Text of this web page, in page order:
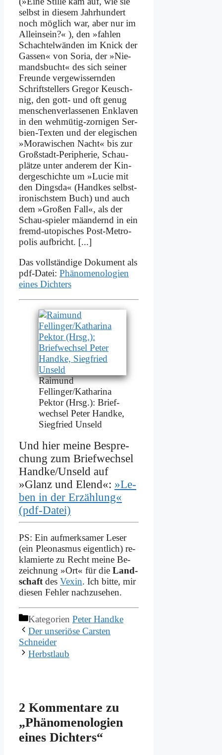
selbst in die­sem Jahr­hun­dert
noch mög­lich war, aber nur im
Al­lein­sein?« ), den »fah­len
Schach­tel­wän­den im Knick der
Gas­sen« von So­ria, der »Nie­
mands­bucht« des sich sei­ner
Freun­de ver­ge­wis­sern­den
Schrift­stel­lers Gre­gor Keu­sch­
nig, den gott- und oft ge­nug
men­schen­ver­las­se­nen En­kla­ven
in den weh­mü­tig-zor­ni­gen Ser­
bi­en-Tex­ten und der ele­gi­schen
»Mo­ra­wi­schen Nacht« bis zur
Groß­stadt-Pe­ri­phe­rie, Schau­
plät­ze un­ter an­de­rem der Kin­
der­ge­schich­te um »Lu­cie mit
den Dings­da« (Hand­kes selbst­
iro­nisch­stem Buch) und auch
dem »Gro­ßen Fall«, als der
Schau-spie­ler mä­an­dernd in ein
fremd-uto­pi­sches Post-Me­tro­
po­lis auf­bricht. [...]
Das voll­stän­di­ge Do­ku­ment als
pdf-Da­tei: Phä­no­me­no­lo­gien
ei­nes Dich­ters
Rai­mund
Fellinger/Katharina
Pek­tor (Hrsg.): Brief­
wech­sel Pe­ter Hand­ke,
Sieg­fried Un­seld
Und hier mei­ne Be­spre­
chung zum Brief­wech­sel
Handke/Unseld auf
»Glanz und Elend«: »Le­
ben in der Er­zäh­lung«
(pdf-Da­tei)
PS: Ein auf­merk­sa­mer Le­ser
(ein Pleo­nas­mus ei­gent­lich) re­
kla­mier­te zu Recht mei­ne Be­
zeich­nung »Ort« für die Land­
schaft des Vex­in. Ich bit­te, mir
die­sen Feh­ler nach­zu­se­hen.
Kategorien Peter Handke
Der un­se­riö­se Car­sten
Schnei­der
Herbst­laub
2 Kommentare zu
„Phä­no­me­no­lo­gien
ei­nes Dich­ters“